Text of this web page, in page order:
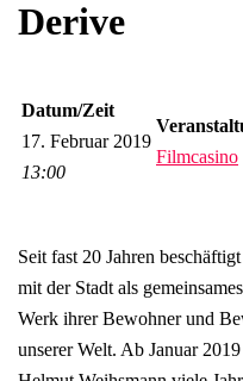
Derive
Datum/Zeit
17. Februar 2019
13:00
Filmcasino
Seit fast 20 Jahren
mit der Stadt als
Werk ihrer Bewohner und
unserer Welt. Ab Januar